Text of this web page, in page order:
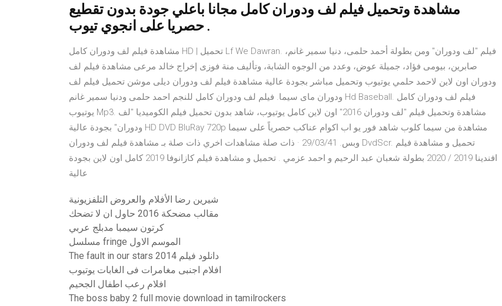
مشاهدة وتحميل فيلم لف ودوران كامل مجانا باعلي جودة بدون تقطيع
حصريا على انجوي تيوب .
مشاهدة فيلم لف ودوران كامل HD | تحميل Lf We Dawran. فيلم "لف ودوران" ومن بطولة أحمد حلمى، دنيا سمير غانم،
صابرين، بيومى فؤاد، جميلة عوض، وعدد من الوجوه الشابة، وتأليف منة فوزى إخراج خالد مرعى مشاهدة فيلم لف
ودوران اون لاين لاحمد حلمي يوتيوب وتحميل مباشر بجودة عالية مشاهدة فيلم لف ودوران ديلى موشن تحميل فيلم لف
ودوران ماى سيما. فيلم لف ودوران كامل للنجم احمد حلمى ودنيا سمير غانم Hd Baseball. فيلم لف ودوران كامل
يوتيوب Mp3. مشاهدة وتحميل فيلم "لف ودوران 2016" اون لاين كامل يوتيوب، شاهد بدون تحميل فيلم الكوميديا "لف
ودوران" بجودة عالية HD DVD BluRay 720p مشاهدة من سيما كلوب شاهد فور يو اب اكوام عناكب حصرياً على سيما
وبس. 29/03/41 · ذات صلة مشاهدات اخري ذات صلة بـ مشاهدة فيلم لف ودوران DvdScr. تحميل و مشاهدة فيلم
افندينا 2019 / 2020 بطولة شعبان عبد الرحيم و احمد عزمي . تحميل و مشاهدة فيلم كازانوفا 2019 كامل اون لاين بجودة
عالية
شيرين رضا الأفلام والعروض التلفزيونية
مقالب مضحكة 2016 حاول ان لا تضحك
كرتون سيمبا مدبلج عربي
مسلسل fringe الموسم الاول
The fault in our stars 2014 دانلود فیلم
افلام اجنبى مغامرات فى الغابات يوتيوب
افلام رعب اطفال الجحيم
The boss baby 2 full movie download in tamilrockers